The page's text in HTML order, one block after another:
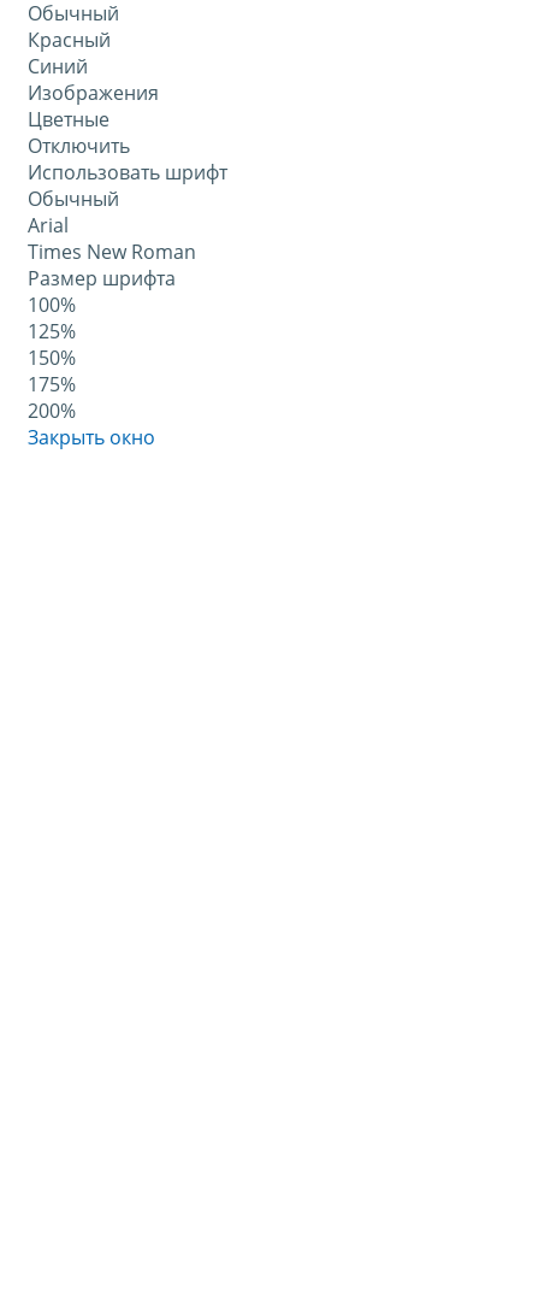
Обычный
Красный
Синий
Изображения
Цветные
Отключить
Использовать шрифт
Обычный
Arial
Times New Roman
Размер шрифта
100%
125%
150%
175%
200%
Закрыть окно